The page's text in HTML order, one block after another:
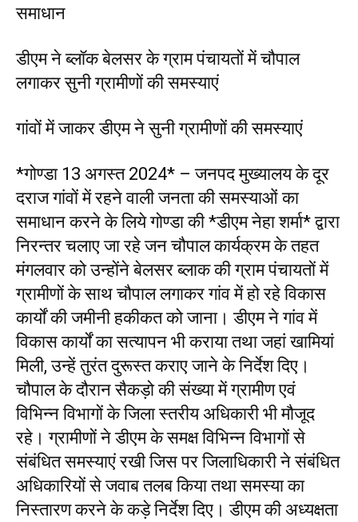
समाधान
डीएम ने ब्लॉक बेलसर के ग्राम पंचायतों में चौपाल
लगाकर सुनी ग्रामीणों की समस्याएं
गांवों में जाकर डीएम ने सुनी ग्रामीणों की समस्याएं
*गोण्डा 13 अगस्त 2024* – जनपद मुख्यालय के दूर
दराज गांवों में रहने वाली जनता की समस्याओं का
समाधान करने के लिये गोण्डा की *डीएम नेहा शर्मा* द्वारा
निरन्तर चलाए जा रहे जन चौपाल कार्यक्रम के तहत
मंगलवार को उन्होंने बेलसर ब्लाक की ग्राम पंचायतों में
ग्रामीणों के साथ चौपाल लगाकर गांव में हो रहे विकास
कार्यों की जमीनी हकीकत को जाना। डीएम ने गांव में
विकास कार्यों का सत्यापन भी कराया तथा जहां खामियां
मिली, उन्हें तुरंत दुरूस्त कराए जाने के निर्देश दिए।
चौपाल के दौरान सैकड़ो की संख्या में ग्रामीण एवं
विभिन्न विभागों के जिला स्तरीय अधिकारी भी मौजूद
रहे। ग्रामीणों ने डीएम के समक्ष विभिन्न विभागों से
संबंधित समस्याएं रखी जिस पर जिलाधिकारी ने संबंधित
अधिकारियों से जवाब तलब किया तथा समस्या का
निस्तारण करने के कड़े निर्देश दिए। डीएम की अध्यक्षता